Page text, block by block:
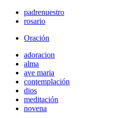
padrenuestro
rosario
Oración
adoracion
alma
ave maria
contemplación
dios
meditación
novena